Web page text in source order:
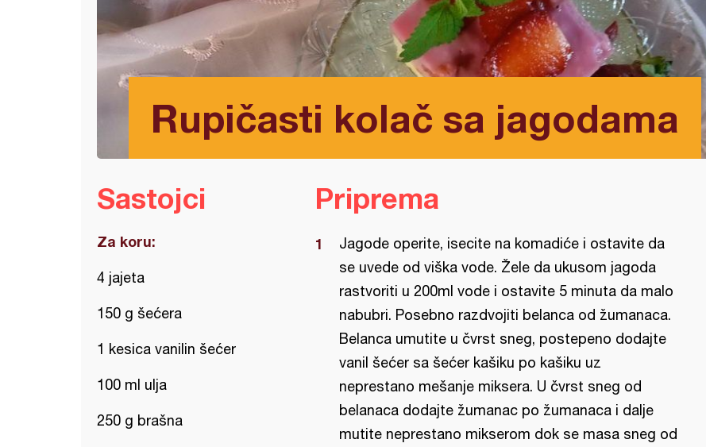
Rupičasti kolač sa jagodama
Sastojci
Za koru:
4 jajeta
150 g šećera
1 kesica vanilin šećer
100 ml ulja
250 g brašna
Priprema
Jagode operite, isecite na komadiće i ostavite da
se uvede od viška vode. Žele da ukusom jagoda
rastvoriti u 200ml vode i ostavite 5 minuta da malo
nabubri. Posebno razdvojiti belanca od žumanaca.
Belanca umutite u čvrst sneg, postepeno dodajte
vanil šećer sa šećer kašiku po kašiku uz
neprestano mešanje miksera. U čvrst sneg od
belanaca dodajte žumanac po žumanaca i dalje
mutite neprestano mikserom dok se masa sneg od